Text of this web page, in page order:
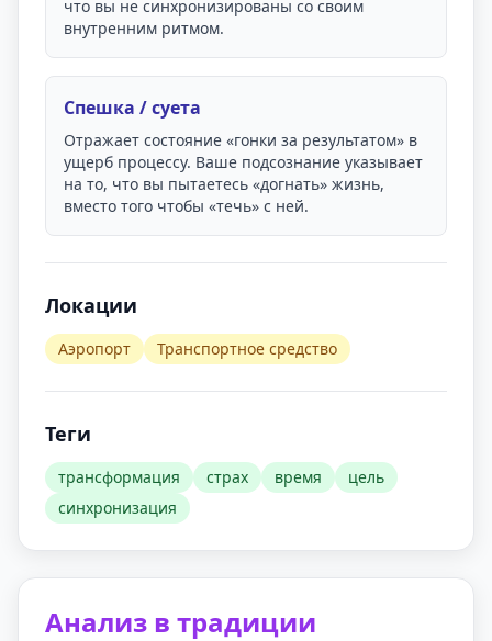
что вы не синхронизированы со своим
внутренним ритмом.
Спешка / суета
Отражает состояние «гонки за результатом» в
ущерб процессу. Ваше подсознание указывает
на то, что вы пытаетесь «догнать» жизнь,
вместо того чтобы «течь» с ней.
Локации
Аэропорт Транспортное средство
Теги
трансформация страх время
цель
синхронизация
Анализ в традиции